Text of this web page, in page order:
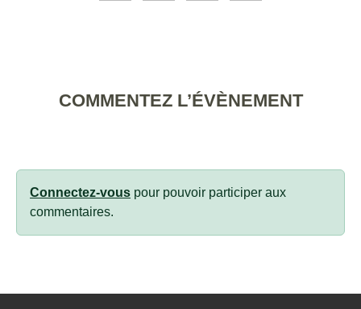
COMMENTEZ L’ÉVÈNEMENT
Connectez-vous pour pouvoir participer aux
commentaires.